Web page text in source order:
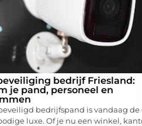
bedrijf Friesland:
je pand, personeel en
bedrijfspand is vandaag de
luxe. Of je nu een winkel,